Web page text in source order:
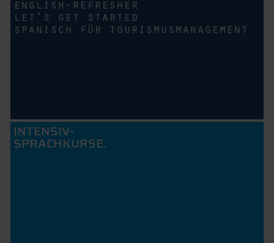
english-refresher
let's get started
spanisch für tourismusmanagement
INTENSIV-
SPRACHKURSE.